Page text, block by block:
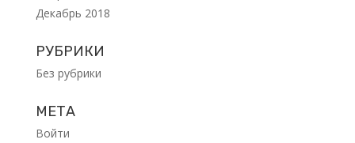
Декабрь 2018
РУБРИКИ
Без рубрики
МЕТА
Войти